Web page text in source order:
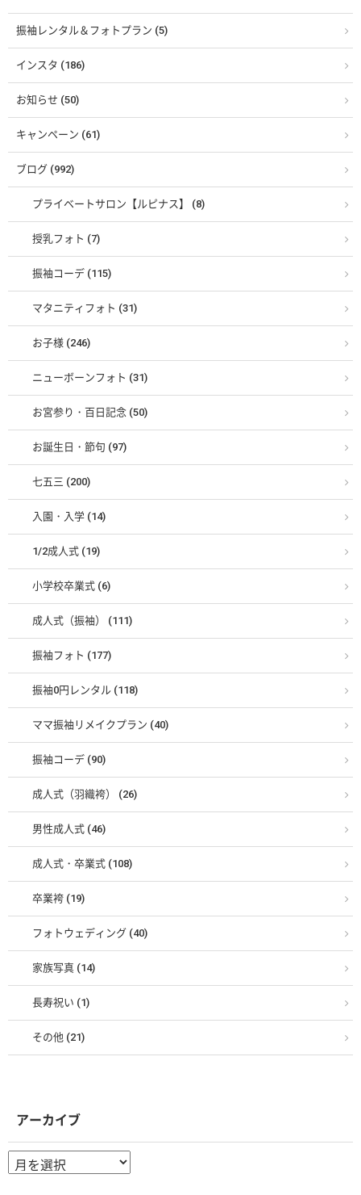
振袖レンタル＆フォトプラン (5)
インスタ (186)
お知らせ (50)
キャンペーン (61)
ブログ (992)
プライベートサロン【ルピナス】 (8)
授乳フォト (7)
振袖コーデ (115)
マタニティフォト (31)
お子様 (246)
ニューボーンフォト (31)
お宮参り・百日記念 (50)
お誕生日・節句 (97)
七五三 (200)
入園・入学 (14)
1/2成人式 (19)
小学校卒業式 (6)
成人式（振袖） (111)
振袖フォト (177)
振袖0円レンタル (118)
ママ振袖リメイクプラン (40)
振袖コーデ (90)
成人式（羽織袴） (26)
男性成人式 (46)
成人式・卒業式 (108)
卒業袴 (19)
フォトウェディング (40)
家族写真 (14)
長寿祝い (1)
その他 (21)
アーカイブ
ー